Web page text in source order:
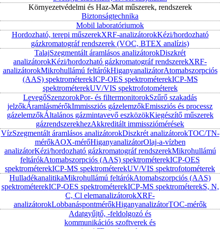
Környezetvédelmi és Haz-Mat műszerek, rendszerek
Biztonságtechnika
Mobil laboratóriumok
Hordozható, terepi műszerekXRF-analizátorokKézi/hordozható
gázkromatográf rendszerek (VOC, BTEX analízis)
TalajSzegmentált áramlásos analizátorokDiszkrét
analizátorokKézi/hordozható gázkromatográf rendszerekXRF-
analizátorokMikrohullámú feltárókHiganyanalizátorAtomabszorpciós
(AAS) spektrométerekICP-OES spektrométerekICP-MS
spektrométerekUV/VIS spektrofotométerek
LevegőSzenzorokPor- és filtermonitorokSzűrő szakadás
jelzőkÁramlásmérőkImmissziós gázelemzőkEmissziós és processz
gázelemzőkÁltalános gázmintavevő eszközökKiegészítő műszerek
gázrendszerekhezAkkreditált immissziómérések
VízSzegmentált áramlásos analizátorokDiszkrét analizátorokTOC/TN-
mérőkAOX-mérőHiganyanalizátorOlaj-a-vízben
analizátorKézi/hordozható gázkromatográf rendszerekMikrohullámú
feltárókAtomabszorpciós (AAS) spektrométerekICP-OES
spektrométerekICP-MS spektrométerekUV/VIS spektrofotométerek
HulladékanalitikaMikrohullámú feltárókAtomabszorpciós (AAS)
spektrométerekICP-OES spektrométerekICP-MS spektrométerekS, N,
C, Cl elemanalizátorokXRF-
analizátorokLobbanáspontmérőkHiganyanalizátorTOC-mérők
Adatgyűjtő, -feldolgozó és
kommunikációs szoftverek és